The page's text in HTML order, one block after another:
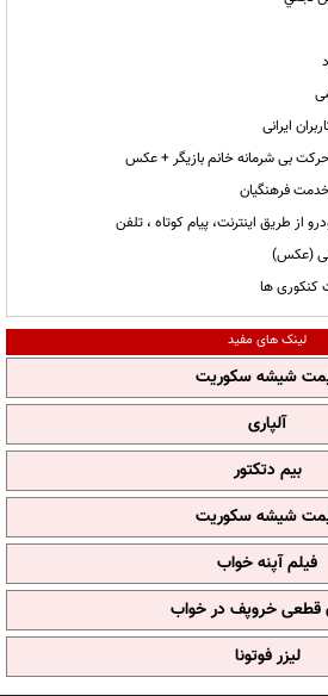
بی شرمانه خانم بازیگر + عکس
از طریق اینترنت، پیام کوتاه ، تلفن
(عکس)
کنکوری ها
لینک های مفید
شیشه سکوریت
آلپاری
بیم دتکتور
شیشه سکوریت
فیلم آپنه خواب
قطعی خروپف در خواب
لیزر فوتونا